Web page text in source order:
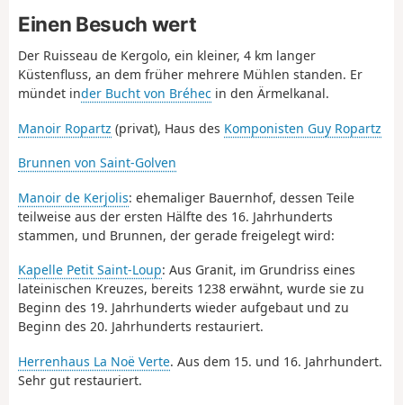
Einen Besuch wert
Der Ruisseau de Kergolo, ein kleiner, 4 km langer
Küstenfluss, an dem früher mehrere Mühlen standen. Er
mündet inder Bucht von Bréhec in den Ärmelkanal.
Manoir Ropartz (privat), Haus des Komponisten Guy Ropartz
Brunnen von Saint-Golven
Manoir de Kerjolis: ehemaliger Bauernhof, dessen Teile
teilweise aus der ersten Hälfte des 16. Jahrhunderts
stammen, und Brunnen, der gerade freigelegt wird:
Kapelle Petit Saint-Loup: Aus Granit, im Grundriss eines
lateinischen Kreuzes, bereits 1238 erwähnt, wurde sie zu
Beginn des 19. Jahrhunderts wieder aufgebaut und zu
Beginn des 20. Jahrhunderts restauriert.
Herrenhaus La Noë Verte. Aus dem 15. und 16. Jahrhundert.
Sehr gut restauriert.